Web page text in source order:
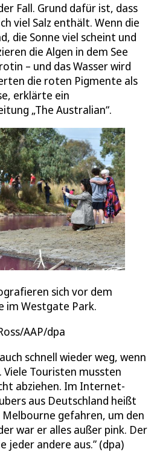
Fall. Grund dafür ist, dass
viel Salz enthält. Wenn die
die Sonne viel scheint und
die Algen in dem See
– und das Wasser wird
die roten Pigmente als
erklärte ein
„The Australian“.
sich vor dem
im Westgate Park.
AAP/dpa
schnell wieder weg, wenn
Touristen mussten
abziehen. Im Internet-
aus Deutschland heißt
Melbourne gefahren, um den
war er alles außer pink. Der
jeder andere aus.” (dpa)